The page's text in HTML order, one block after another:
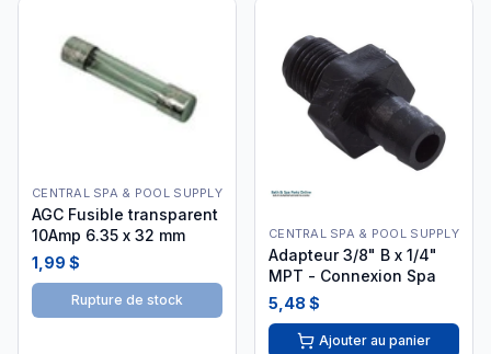
CENTRAL SPA & POOL SUPPLY
AGC Fusible transparent
10Amp 6.35 x 32 mm
1,99 $
Rupture de stock
CENTRAL SPA & POOL SUPPLY
Adapteur 3/8" B x 1/4"
MPT - Connexion Spa
5,48 $
Ajouter au panier